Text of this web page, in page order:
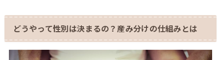
どうやって性別は決まるの？産み分けの仕組みとは